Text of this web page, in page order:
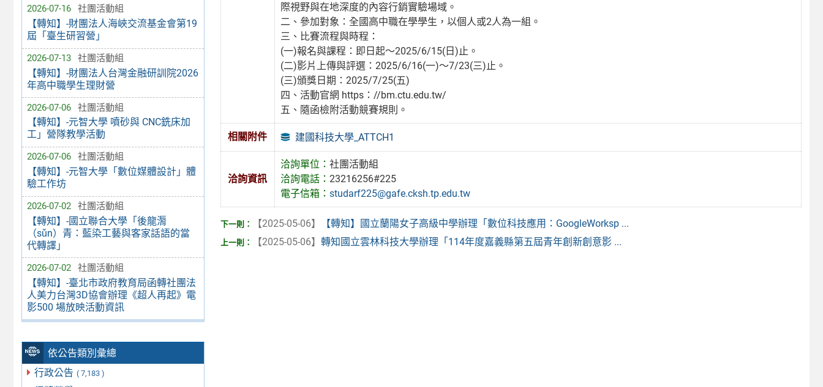
2026-07-16 社團活動組
【轉知】-財團法人海峽交流基金會第19
屆「臺生研習營」
2026-07-13 社團活動組
【轉知】-財團法人台灣金融研訓院2026
年高中職學生理財營
2026-07-06 社團活動組
【轉知】-元智大學 噴砂與 CNC銑床加
工」營隊教學活動
2026-07-06 社團活動組
【轉知】-元智大學「數位媒體設計」體
驗工作坊
2026-07-02 社團活動組
【轉知】-國立聯合大學「後龍漘
（sǔn）青：藍染工藝與客家話語的當
代轉譯」
2026-07-02 社團活動組
【轉知】-臺北市政府教育局函轉社團法
人美力台灣3D協會辦理《超人再起》電
影500 場放映活動資訊
依公告類別彙總
行政公告 ( 7,183 )
際視野與在地深度的內容行銷實驗場域。
二、參加對象：全國高中職在學學生，以個人或2人為一組。
三、比賽流程與時程：
(一)報名與課程：即日起～2025/6/15(日)止。
(二)影片上傳與評選：2025/6/16(一)～7/23(三)止。
(三)頒獎日期：2025/7/25(五)
四、活動官網 https：//bm.ctu.edu.tw/
五、隨函檢附活動競賽規則。
相關附件 建國科技大學_ATTCH1
洽詢資訊
洽詢單位：社團活動組
洽詢電話：23216256#225
電子信箱：studarf225@gafe.cksh.tp.edu.tw
【2025-05-06】
【轉知】國立蘭陽女子高級中學辦理「數位科技應用：GoogleWorksp ...
【2025-05-06】 轉知國立雲林科技大學辦理「114年度嘉義縣第五屆青年創新創意影 ...